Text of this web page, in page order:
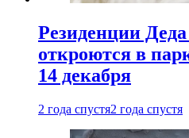
Резиденции
откроются в
14 декабря
2 года спустя2 года спустя